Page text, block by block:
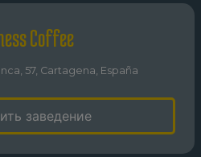
Coffee
57, Cartagena, España
заведение